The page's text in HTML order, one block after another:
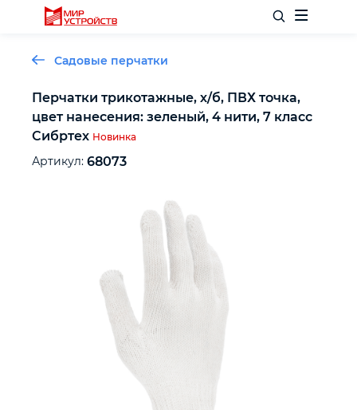
Отделочный инструмент
Слесарный инструмент
Столярный инструмент
Садовый инвентарь
Измерительный инструмент
Силовое оборудование
Автомобильный инструмент
Садовые перчатки
Перчатки трикотажные, х/б, ПВХ точка,
цвет нанесения: зеленый, 4 нити, 7 класс
Сибртех Новинка
Артикул: 68073